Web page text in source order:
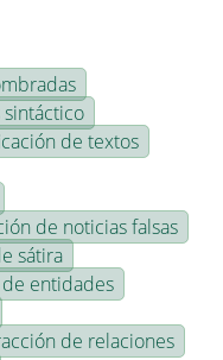
sintáctico
de textos
de noticias falsas
sátira
entidades
de relaciones